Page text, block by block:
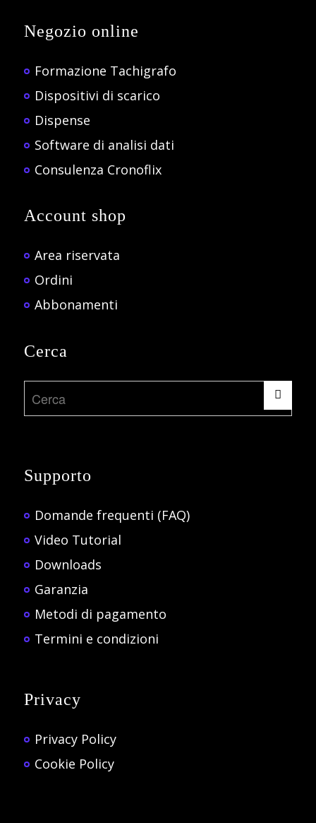
Negozio online
Formazione Tachigrafo
Dispositivi di scarico
Dispense
Software di analisi dati
Consulenza Cronoflix
Account shop
Area riservata
Ordini
Abbonamenti
Cerca
Supporto
Domande frequenti (FAQ)
Video Tutorial
Downloads
Garanzia
Metodi di pagamento
Termini e condizioni
Privacy
Privacy Policy
Cookie Policy